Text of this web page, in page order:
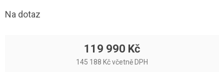
Na dotaz
119 990 Kč
145 188 Kč včetně DPH